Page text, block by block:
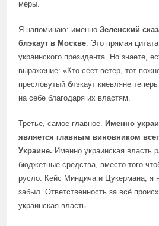
меры.
Я напоминаю: именноЗеленский
блэкаут в Москве. Это прямая
украинского президента. Но знаете,
выражение: «Кто сеет ветер, тот
пресловутый блэкаут киевляне
на себе благодаря их властям.
Третье, самое главное. Именно
является главным виновником
Украине. Именно украинская власть
бюджетные средства, вместо того
русло. Кейс Миндича и Цукермана, я
забыл. Ответственность за всё
украинская власть.